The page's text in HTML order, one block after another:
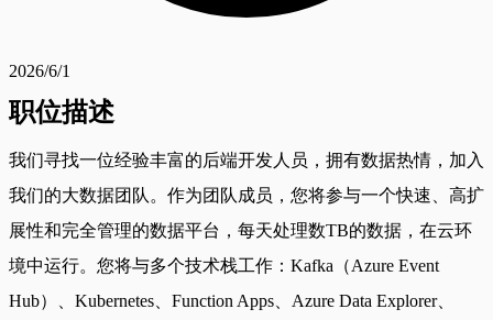
2026/6/1
职位描述
我们寻找一位经验丰富的后端开发人员，拥有数据热情，加入
我们的大数据团队。作为团队成员，您将参与一个快速、高扩
展性和完全管理的数据平台，每天处理数TB的数据，在云环
境中运行。您将与多个技术栈工作：Kafka（Azure Event
Hub）、Kubernetes、Function Apps、Azure Data Explorer、